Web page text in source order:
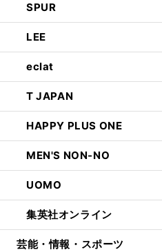
SPUR
LEE
eclat
T JAPAN
HAPPY PLUS ONE
MEN'S NON-NO
UOMO
集英社オンライン
芸能・情報・スポーツ